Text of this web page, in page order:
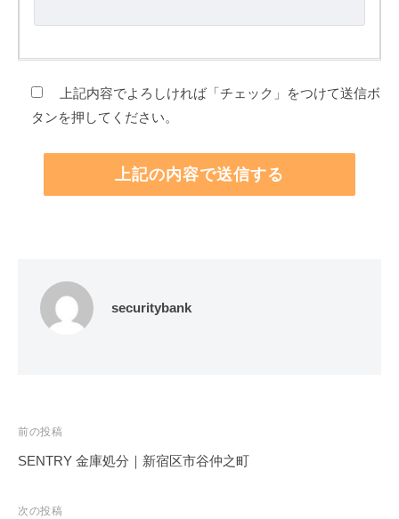
上記内容でよろしければ「チェック」をつけて送信ボ
タンを押してください。
securitybank
投
稿
ビ
前の投稿
SENTRY 金庫処分｜新宿区市谷仲之町
次の投稿